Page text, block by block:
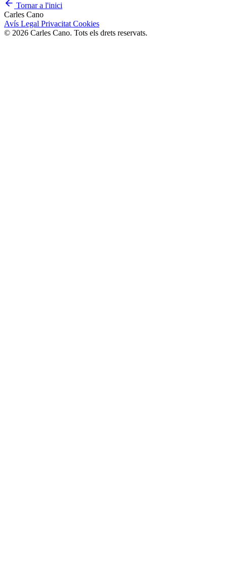
Tornar a l'inici
Carles Cano
Avís Legal Privacitat Cookies
© 2026 Carles Cano. Tots els drets reservats.